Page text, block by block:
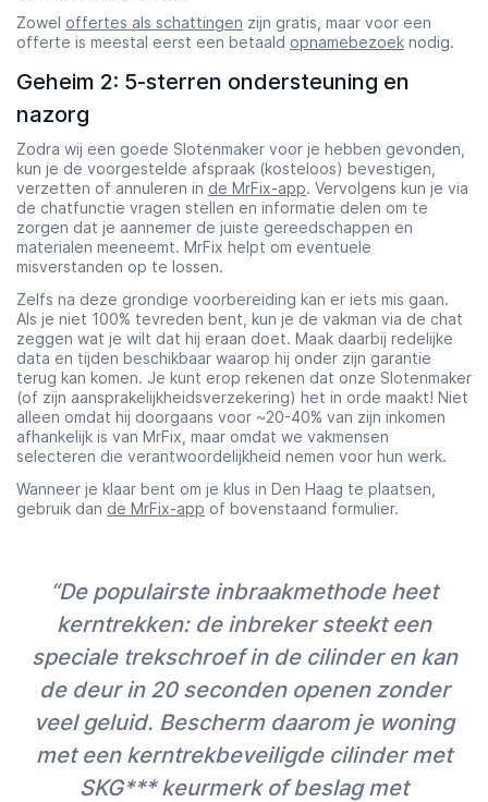
Zowel offertes als schattingen zijn gratis, maar voor een
offerte is meestal eerst een betaald opnamebezoek nodig.
Geheim 2: 5-sterren ondersteuning en
nazorg
Zodra wij een goede Slotenmaker voor je hebben gevonden,
kun je de voorgestelde afspraak (kosteloos) bevestigen,
verzetten of annuleren in de MrFix-app. Vervolgens kun je via
de chatfunctie vragen stellen en informatie delen om te
zorgen dat je aannemer de juiste gereedschappen en
materialen meeneemt. MrFix helpt om eventuele
misverstanden op te lossen.
Zelfs na deze grondige voorbereiding kan er iets mis gaan.
Als je niet 100% tevreden bent, kun je de vakman via de chat
zeggen wat je wilt dat hij eraan doet. Maak daarbij redelijke
data en tijden beschikbaar waarop hij onder zijn garantie
terug kan komen. Je kunt erop rekenen dat onze Slotenmaker
(of zijn aansprakelijkheidsverzekering) het in orde maakt! Niet
alleen omdat hij doorgaans voor ~20-40% van zijn inkomen
afhankelijk is van MrFix, maar omdat we vakmensen
selecteren die verantwoordelijkheid nemen voor hun werk.
Wanneer je klaar bent om je klus in Den Haag te plaatsen,
gebruik dan de MrFix-app of bovenstaand formulier.
“De populairste inbraakmethode heet
kerntrekken: de inbreker steekt een
speciale trekschroef in de cilinder en kan
de deur in 20 seconden openen zonder
veel geluid. Bescherm daarom je woning
met een kerntrekbeveiligde cilinder met
SKG*** keurmerk of beslag met